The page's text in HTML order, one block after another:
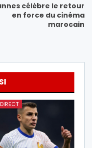
célèbre le retour
en force du cinéma
marocain